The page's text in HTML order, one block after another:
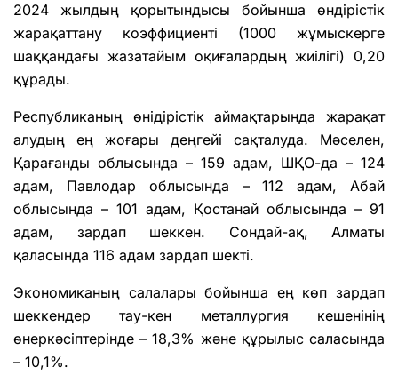
2024 жылдың қорытындысы бойынша өндірістік
жарақаттану коэффициенті (1000 жұмыскерге
шаққандағы жазатайым оқиғалардың жиілігі) 0,20
құрады.
Республиканың өнідірістік аймақтарында жарақат
алудың ең жоғары деңгейі сақталуда. Мәселен,
Қарағанды облысында – 159 адам, ШҚО-да – 124
адам, Павлодар облысында – 112 адам, Абай
облысында – 101 адам, Қостанай облысында – 91
адам, зардап шеккен. Сондай-ақ, Алматы
қаласында 116 адам зардап шекті.
Экономиканың салалары бойынша ең көп зардап
шеккендер тау-кен металлургия кешенінің
өнеркәсіптерінде – 18,3% және құрылыс саласында
– 10,1%.